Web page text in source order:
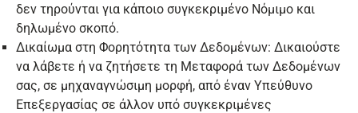
δεν τηρούνται για κάποιο συγκεκριμένο Νόμιμο και
δηλωμένο σκοπό.
Δικαίωμα στη Φορητότητα των Δεδομένων: Δικαιούστε
να λάβετε ή να ζητήσετε τη Μεταφορά των Δεδομένων
σας, σε μηχαναγνώσιμη μορφή, από έναν Υπεύθυνο
Επεξεργασίας σε άλλον υπό συγκεκριμένες